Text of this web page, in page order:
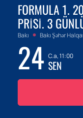
FORMULA 1.
PRISI. 3
Bakı Bakı Şəhər
24 C.a, 11:00
SEN